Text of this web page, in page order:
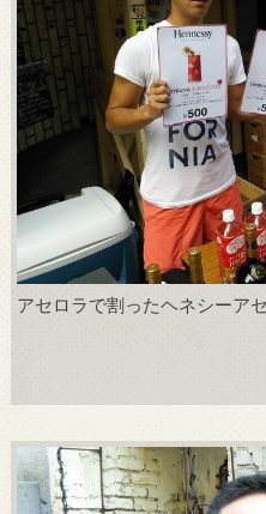
アセロラで割ったヘネシーア